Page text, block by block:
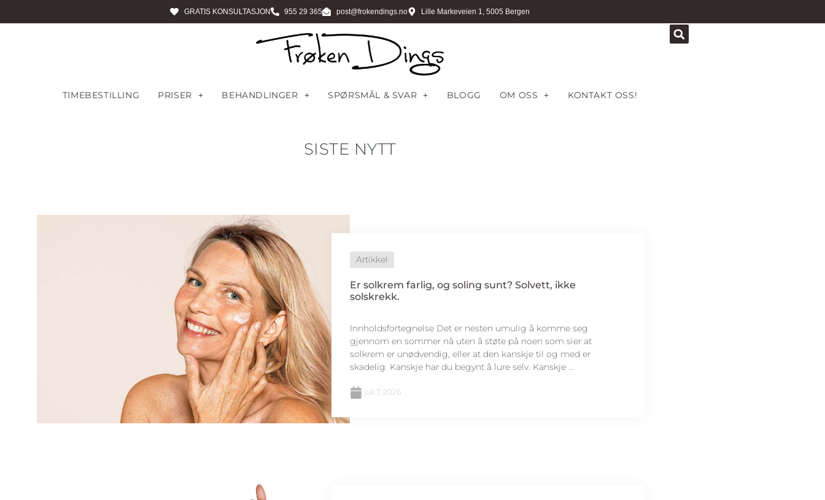
GRATIS KONSULTASJON 955 29 365 post@frokendings.no Lille Markeveien 1, 5005 Bergen
TIMEBESTILLING PRISER BEHANDLINGER SPØRSMÅL & SVAR BLOGG OM OSS KONTAKT OSS!
SISTE NYTT
Artikkel
Er solkrem farlig, og soling sunt? Solvett, ikke
solskrekk.
Innholdsfortegnelse Det er nesten umulig å komme seg
gjennom en sommer nå uten å støte på noen som sier at
solkrem er unødvendig, eller at den kanskje til og med er
skadelig. Kanskje har du begynt å lure selv. Kanskje ...
juli 7, 2026